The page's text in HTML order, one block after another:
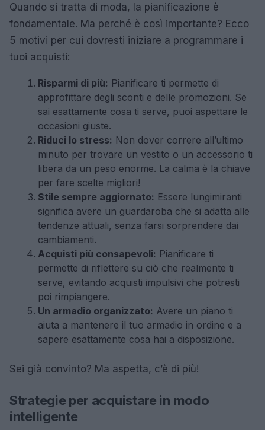
Quando si tratta di moda, la pianificazione è
fondamentale. Ma perché è così importante? Ecco
5 motivi per cui dovresti iniziare a programmare i
tuoi acquisti:
Risparmi di più: Pianificare ti permette di
approfittare degli sconti e delle promozioni. Se
sai esattamente cosa ti serve, puoi aspettare le
occasioni giuste.
Riduci lo stress: Non dover correre all’ultimo
minuto per trovare un vestito o un accessorio ti
libera da un peso enorme. La calma è la chiave
per fare scelte migliori!
Stile sempre aggiornato: Essere lungimiranti
significa avere un guardaroba che si adatta alle
tendenze attuali, senza farsi sorprendere dai
cambiamenti.
Acquisti più consapevoli: Pianificare ti
permette di riflettere su ciò che realmente ti
serve, evitando acquisti impulsivi che potresti
poi rimpiangere.
Un armadio organizzato: Avere un piano ti
aiuta a mantenere il tuo armadio in ordine e a
sapere esattamente cosa hai a disposizione.
Sei già convinto? Ma aspetta, c’è di più!
Strategie per acquistare in modo
intelligente